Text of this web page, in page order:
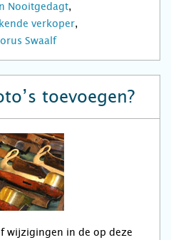
Nooitgedagt
verkoper
Swaalf
toevoegen?
wijzigingen in de op deze